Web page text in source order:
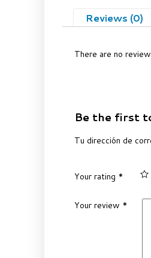
Reviews (0)
There are no
Be the first
Tu dirección de
Your rating *
Your review *